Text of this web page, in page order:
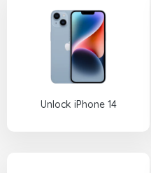
Unlock iPhone 14